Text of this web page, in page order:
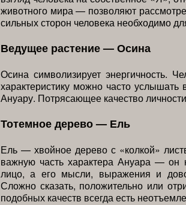
животного мира — позволяют
сильных сторон человека необходимо
Ведущее растение — Осина
Осина символизирует энергичность.
характеристику можно часто услышать
Ануару. Потрясающее качество
Тотемное дерево — Ель
Ель — хвойное дерево с «колкой»
важную часть характера Ануара — он
лицо, а его мысли, выражения и
Сложно сказать, положительно или
подобных качеств всегда есть